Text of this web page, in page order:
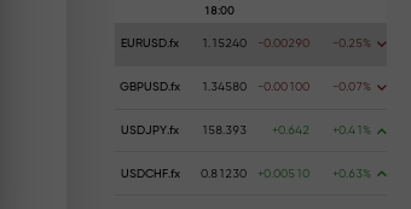
EURUSD.fx 1.15240 -0.00290 -0.25%
GBPUSD.fx 1.34580 -0.00100 -0.07%
USDJPY.fx 158.393 +0.642 +0.41%
USDCHF.fx 0.81230 +0.00510 +0.63%